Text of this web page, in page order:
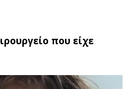
που είχε